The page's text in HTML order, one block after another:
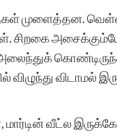
முளைத்தன.
அலைந்துக்
விழுந்து
வீட்ல இருக்கே